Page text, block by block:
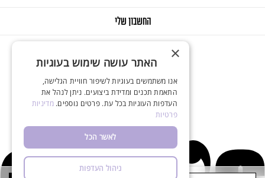
החשבון שלי
© 2025 Onlys. All Rights Reserved
× האתר עושה שימוש בעוגיות
אנו משתמשים בעוגיות לשיפור חוויית הגלישה,
התאמת תכנים ומדידת ביצועים. ניתן לנהל את
העדפות העוגיות בכל עת. פרטים נוספים.מדיניות
פרטיות
לאשר הכל
ניהול העדפות